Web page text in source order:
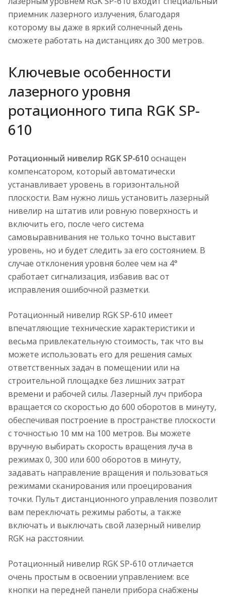
приемник лазерного излучения, благодаря
которому вы даже в яркий солнечный день
сможете работать на дистанциях до 300 метров.
Ключевые особенности
лазерного уровня
ротационного типа RGK SP-
610
Ротационный нивелир RGK SP-610оснащен
компенсатором, который автоматически
устанавливает уровень в горизонтальной
плоскости. Вам нужно лишь установить лазерный
нивелир на штатив или ровную поверхность и
включить его, после чего система
самовыравнивания не только точно выставит
уровень, но и будет следить за его состоянием. В
случае отклонения уровня более чем на 4°
сработает сигнализация, избавив вас от
исправления ошибочной разметки.
Ротационный нивелир RGK SP-610 имеет
впечатляющие технические характеристики и
весьма привлекательную стоимость, так что вы
можете использовать его для решения самых
ответственных задач в помещении или на
строительной площадке без лишних затрат
времени и рабочей силы. Лазерный луч прибора
вращается со скоростью до 600 оборотов в минуту,
обеспечивая построение в пространстве плоскости
с точностью 10 мм на 100 метров. Вы можете
вручную выбирать скорость вращения луча в
режимах 0, 300 или 600 оборотов в минуту,
задавать направление вращения и пользоваться
режимами сканирования или проецирования
точки. Пульт дистанционного управления позволит
вам переключать режимы работы, а также
включать и выключать свой лазерный нивелир
RGK на расстоянии.
Ротационный нивелир RGK SP-610 отличается
очень простым в освоении управлением: все
кнопки на передней панели прибора снабжены